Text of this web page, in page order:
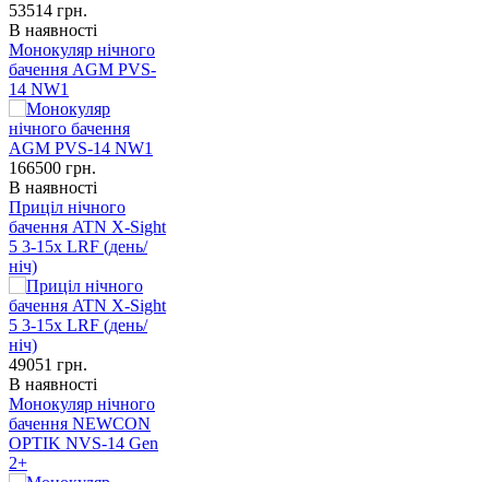
53514 грн.
В наявності
Монокуляр нічного
бачення AGM PVS-
14 NW1
166500 грн.
В наявності
Приціл нічного
бачення ATN X-Sight
5 3-15x LRF (день/
ніч)
49051 грн.
В наявності
Монокуляр нічного
бачення NEWCON
OPTIK NVS-14 Gen
2+